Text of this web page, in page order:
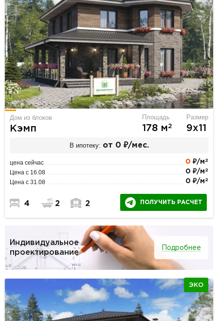
Дом из блоков
Кэмп
Площадь
178 м2
Размер
9х11
В ипотеку: от 0 ₽/мес.
цена сейчас 0 ₽/м 2
Цена с 16.08 0 ₽/м 2
Цена с 31.08 0 ₽/м 2
4 2 2 ПОЛУЧИТЬ РАСЧЕТ
Индивидуальное
проектирование
Подробнее
ЭКО